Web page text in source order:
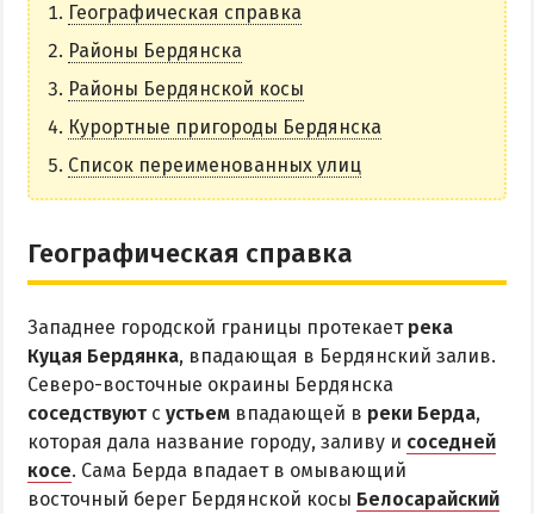
КОЛОНИЯ
КУРОРТ
ЛИСКИ
МАКОРТЫ
НАГОРНАЯ ЧАСТЬ
ПЕСКИ
ЦЕНТР
АЗОВСКОЕ (ЛУНАЧАРСКОЕ)
НОВОПЕТРОВКА
ЛЕЧЕНИЕ И БАЛЬНЕОТЕРАПИЯ
Грязи, лиманы и соленые озера
Географическая справка
Районы Бердянска
Районы Бердянской косы
Курортные пригороды Бердянска
Список переименованных улиц
Географическая справка
Западнее городской границы протекает река
Куцая Бердянка, впадающая в Бердянский залив.
Северо-восточные окраины Бердянска
соседствуют с устьем впадающей в реки Берда,
которая дала название городу, заливу и соседней
косе. Сама Берда впадает в омывающий
восточный берег Бердянской косы Белосарайский